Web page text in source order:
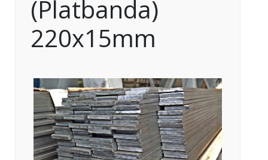
(Platbanda)
220x15mm